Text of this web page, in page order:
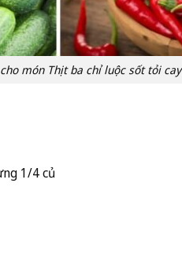
món Thịt ba chỉ luộc sốt tỏi cay
1/4 củ